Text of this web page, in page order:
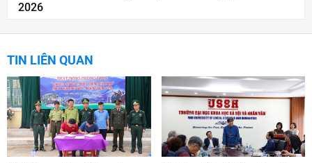
2026
TIN LIÊN QUAN